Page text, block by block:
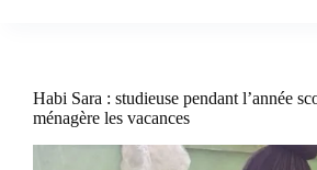
Habi Sara : studieuse pendant l’année
ménagère les vacances